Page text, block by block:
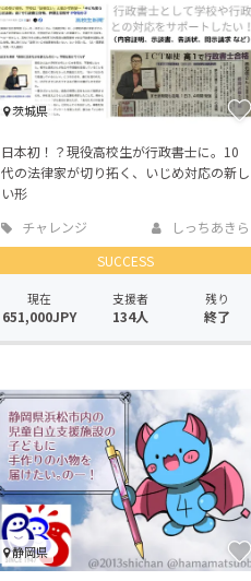
茨城県
日本初！？現役高校生が行政書士に。10
代の法律家が切り拓く、いじめ対応の新し
い形
チャレンジ
しっちあきら
SUCCESS
現在
651,000JPY
支援者
134人
残り
終了
静岡県